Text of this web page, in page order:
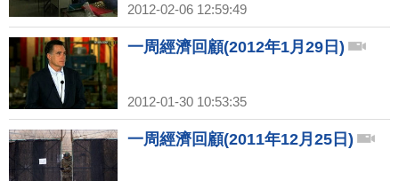
2012-02-06 12:59:49
一周經濟回顧(2012年1月29日)
2012-01-30 10:53:35
一周經濟回顧(2011年12月25日)